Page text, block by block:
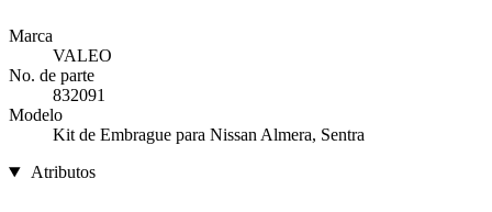
Marca
VALEO
No. de parte
832091
Modelo
Kit de Embrague para Nissan Almera, Sentra
Atributos